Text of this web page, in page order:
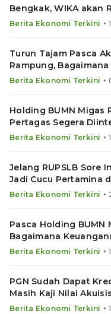
Bengkak, WIKA akan
Berita Ekonomi Terkini •
Turun Tajam Pasca
Rampung, Bagaimana
Berita Ekonomi Terkini •
Holding BUMN Migas
Pertagas Segera
Berita Ekonomi Terkini •
Jelang RUPSLB Sore
Jadi Cucu Pertamina
Berita Ekonomi Terkini •
Pasca Holding BUMN
Bagaimana
Berita Ekonomi Terkini •
PGN Sudah Dapat
Masih Kaji Nilai
Berita Ekonomi Terkini •